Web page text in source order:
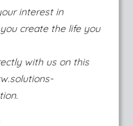
interest in
create the life you
with us on this